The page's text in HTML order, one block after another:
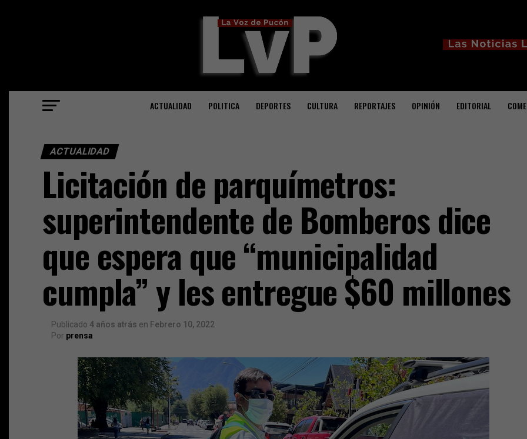
ACTUALIDAD POLITICA DEPORTES CULTURA REPORTAJES OPINIÓN EDITORIAL
ACTUALIDAD
Licitación de parquímetros:
superintendente de Bomberos dice
que espera que “municipalidad
cumpla” y les entregue $60 millones
Publicado 4 años atrás en Febrero 10, 2022
Por prensa